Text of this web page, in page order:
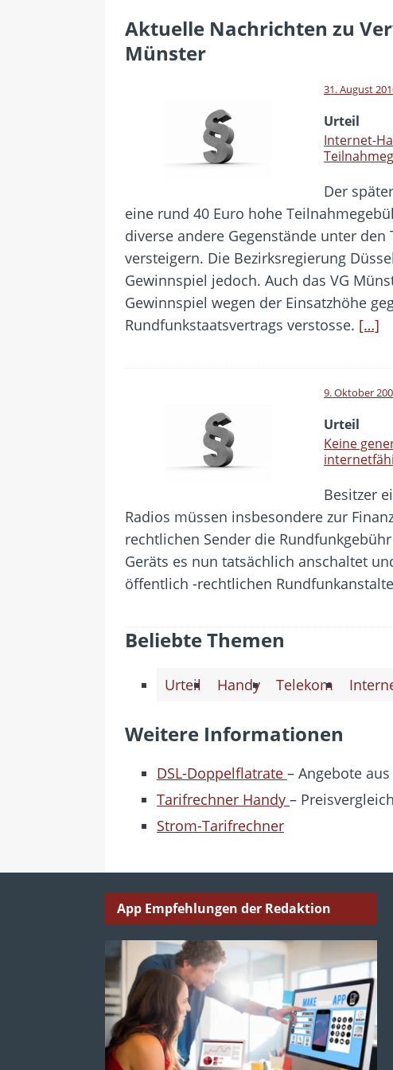
[ 24. Juli 2026 ] Samsung Galaxy Z Fold
[ 7. August 2026 ]
Aktuelle Nachrichten zu
Münster
31. August
Urteil
Internet-
Der
eine rund 40 Euro hohe
diverse andere Gegenstände unter
versteigern. Die Bezirksregierung
Gewinnspiel jedoch. Auch das VG
Gewinnspiel wegen der Einsatzhöhe
Rundfunkstaatsvertrags verstosse. […]
9. Oktober
Urteil
Keine
Besitzer
Radios müssen insbesondere zur
rechtlichen Sender die
Geräts es nun tatsächlich anschaltet
öffentlich -rechtlichen
Beliebte Themen
Urteil Handy Telekom
Weitere Informationen
DSL-Doppelflatrate – Angebote
Tarifrechner Handy – Preisvergleich
Strom-Tarifrechner
App Empfehlungen der Redaktion